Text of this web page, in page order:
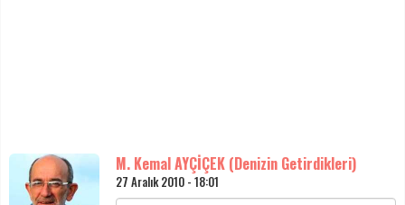
M. Kemal AYÇİÇEK (Denizin Getirdikleri)
27 Aralık 2010 - 18:01